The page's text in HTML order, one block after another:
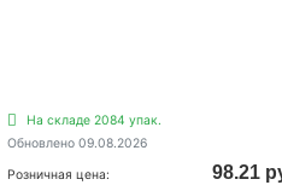
На складе 2084 упак.
Обновлено 09.08.2026
Розничная цена:
98.21